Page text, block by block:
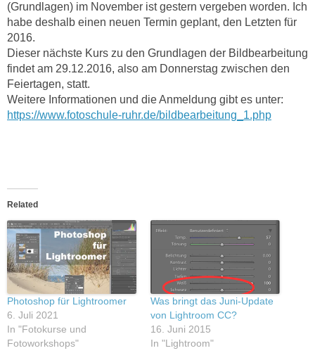
(Grundlagen) im November ist gestern vergeben worden. Ich
habe deshalb einen neuen Termin geplant, den Letzten für
2016.
Dieser nächste Kurs zu den Grundlagen der Bildbearbeitung
findet am 29.12.2016, also am Donnerstag zwischen den
Feiertagen, statt.
Weitere Informationen und die Anmeldung gibt es unter:
https://www.fotoschule-ruhr.de/bildbearbeitung_1.php
Related
Photoshop für Lightroomer
6. Juli 2021
In "Fotokurse und
Fotoworkshops"
Was bringt das Juni-Update
von Lightroom CC?
16. Juni 2015
In "Lightroom"